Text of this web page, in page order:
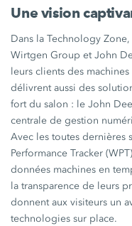
Une vision
Dans la Technology
Wirtgen Group etJohn
leurs clients des
délivrent aussi des
fort dusalon : leJohn
centrale de gestion
Avec les toutes dernières
Performance Tracker
données machines en
la transparence de leurs
donnent aux visiteurs un
technologies sur place.